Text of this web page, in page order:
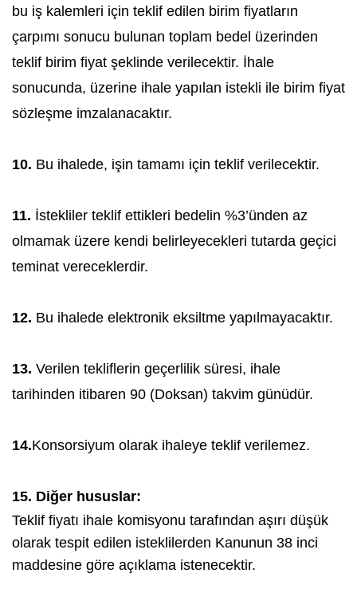
bu iş kalemleri için teklif edilen birim fiyatların
çarpımı sonucu bulunan toplam bedel üzerinden
teklif birim fiyat şeklinde verilecektir. İhale
sonucunda, üzerine ihale yapılan istekli ile birim fiyat
sözleşme imzalanacaktır.
10. Bu ihalede, işin tamamı için teklif verilecektir.
11. İstekliler teklif ettikleri bedelin %3’ünden az
olmamak üzere kendi belirleyecekleri tutarda geçici
teminat vereceklerdir.
12. Bu ihalede elektronik eksiltme yapılmayacaktır.
13. Verilen tekliflerin geçerlilik süresi, ihale
tarihinden itibaren 90 (Doksan) takvim günüdür.
14.Konsorsiyum olarak ihaleye teklif verilemez.
15. Diğer hususlar:
Teklif fiyatı ihale komisyonu tarafından aşırı düşük
olarak tespit edilen isteklilerden Kanunun 38 inci
maddesine göre açıklama istenecektir.